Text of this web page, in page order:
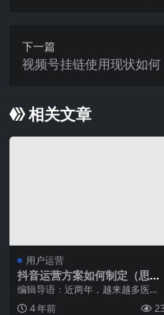
下一篇
视频号挂链使用现状如
相关文章
用户运营
抖音运营方案如何制定（思考
抖音IP账号的运营策略）
编辑导语：近两年，越来越多医生
在抖音短视频平台上成为网红。本
4 年前 23